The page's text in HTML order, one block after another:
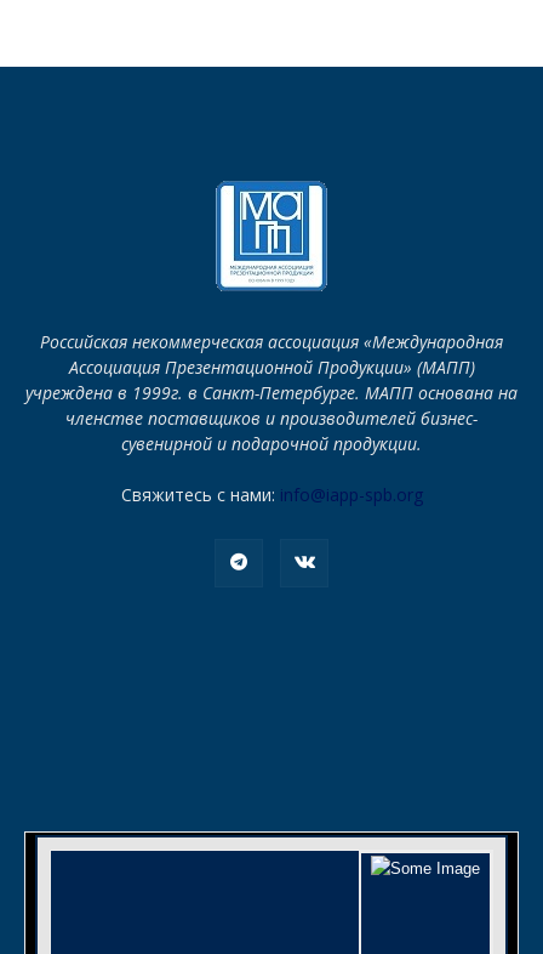
Российская некоммерческая ассоциация «Международная
Ассоциация Презентационной Продукции» (МАПП)
учреждена в 1999г. в Санкт-Петербурге. МАПП основана на
членстве поставщиков и производителей бизнес-
сувенирной и подарочной продукции.
Свяжитесь с нами: info@iapp-spb.org